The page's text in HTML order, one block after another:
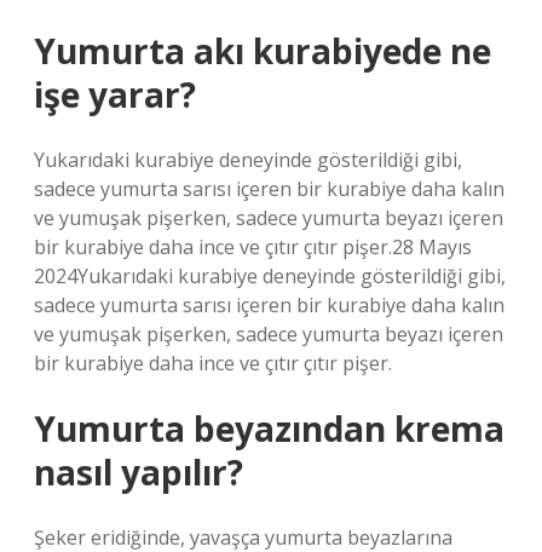
Yumurta akı kurabiyede ne
işe yarar?
Yukarıdaki kurabiye deneyinde gösterildiği gibi,
sadece yumurta sarısı içeren bir kurabiye daha kalın
ve yumuşak pişerken, sadece yumurta beyazı içeren
bir kurabiye daha ince ve çıtır çıtır pişer.28 Mayıs
2024Yukarıdaki kurabiye deneyinde gösterildiği gibi,
sadece yumurta sarısı içeren bir kurabiye daha kalın
ve yumuşak pişerken, sadece yumurta beyazı içeren
bir kurabiye daha ince ve çıtır çıtır pişer.
Yumurta beyazından krema
nasıl yapılır?
Şeker eridiğinde, yavaşça yumurta beyazlarına